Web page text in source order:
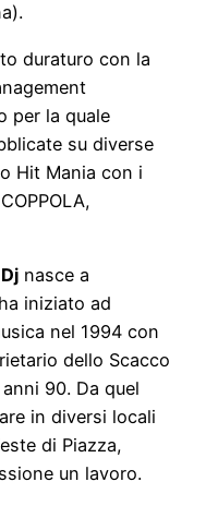
duraturo con la
per la quale
su diverse
Hit Mania con i
nasce a
iniziato ad
nel 1994 con
dello Scacco
90. Da quel
in diversi locali
di Piazza,
un lavoro.